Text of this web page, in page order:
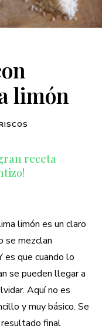
limón
receta
limón es un claro
se mezclan
es que cuando lo
se pueden llegar a
Aquí no es
y muy básico. Se
resultado final